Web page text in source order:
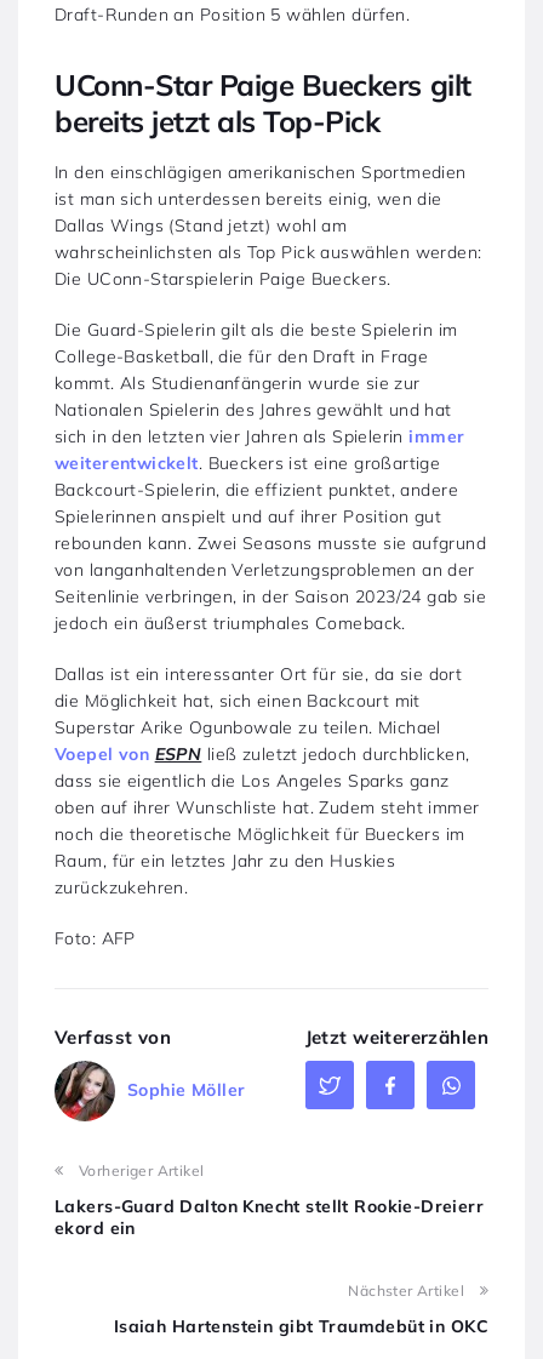
Draft-Runden an Position 5 wählen dürfen.
UConn-Star Paige Bueckers gilt
bereits jetzt als Top-Pick
In den einschlägigen amerikanischen Sportmedien
ist man sich unterdessen bereits einig, wen die
Dallas Wings (Stand jetzt) wohl am
wahrscheinlichsten als Top Pick auswählen werden:
Die UConn-Starspielerin Paige Bueckers.
Die Guard-Spielerin gilt als die beste Spielerin im
College-Basketball, die für den Draft in Frage
kommt. Als Studienanfängerin wurde sie zur
Nationalen Spielerin des Jahres gewählt und hat
sich in den letzten vier Jahren als Spielerin immer
weiterentwickelt. Bueckers ist eine großartige
Backcourt-Spielerin, die effizient punktet, andere
Spielerinnen anspielt und auf ihrer Position gut
rebounden kann. Zwei Seasons musste sie aufgrund
von langanhaltenden Verletzungsproblemen an der
Seitenlinie verbringen, in der Saison 2023/24 gab sie
jedoch ein äußerst triumphales Comeback.
Dallas ist ein interessanter Ort für sie, da sie dort
die Möglichkeit hat, sich einen Backcourt mit
Superstar Arike Ogunbowale zu teilen. Michael
Voepel von ESPN ließ zuletzt jedoch durchblicken,
dass sie eigentlich die Los Angeles Sparks ganz
oben auf ihrer Wunschliste hat. Zudem steht immer
noch die theoretische Möglichkeit für Bueckers im
Raum, für ein letztes Jahr zu den Huskies
zurückzukehren.
Foto: AFP
Verfasst von
Sophie Möller
Jetzt weitererzählen
Vorheriger Artikel
Lakers-Guard Dalton Knecht stellt Rookie-Dreierr
ekord ein
Nächster Artikel
Isaiah Hartenstein gibt Traumdebüt in OKC